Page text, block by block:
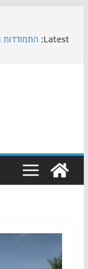
Latest: התמודדות
אי
כדורגל
הקיץ של
בטוח